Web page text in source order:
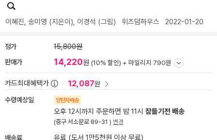
이혜진, 송미영 (지은이), 이경석 (그림) 위즈덤하우스 2022-01-20
정가 15,800원
판매가 14,220원 (10% 할인) + 마일리지 790원
카드최대혜택가 12,087원
수령예상일 양탄자배송
오후 12시까지 주문하면 밤 11시 잠들기전 배송
(중구 서소문로 89-31 ) 변경
배송료 유료 (도서 1만5천원 이상 무료)